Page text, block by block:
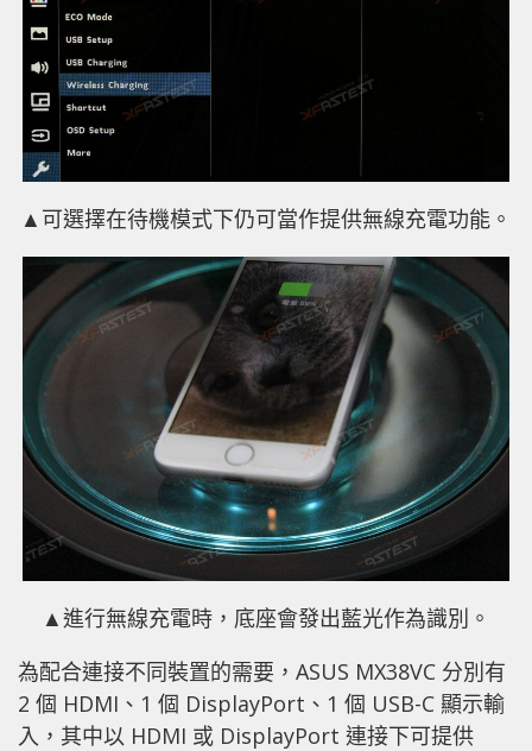
▲可選擇在待機模式下仍可當作提供無線充電功能。
▲進行無線充電時，底座會發出藍光作為識別。
為配合連接不同裝置的需要，ASUS MX38VC 分別有
2 個 HDMI、1 個 DisplayPort、1 個 USB-C 顯示輸
入，其中以 HDMI 或 DisplayPort 連接下可提供